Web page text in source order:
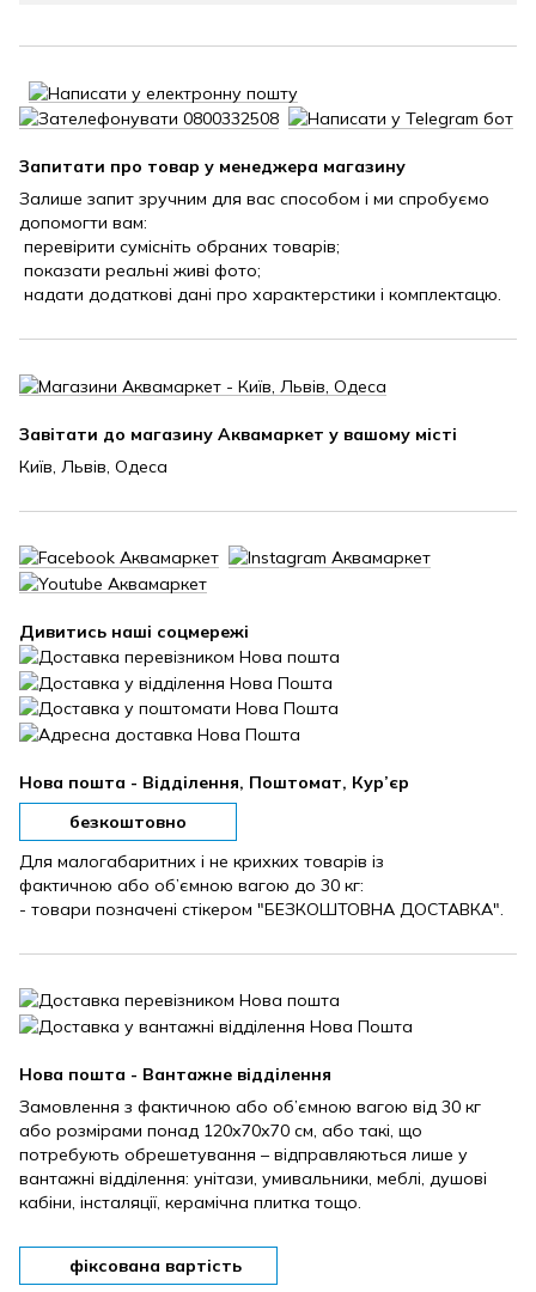
Запитати про товар у менеджера магазину
Залише запит зручним для вас способом і ми спробуємо
допомогти вам:
перевірити сумісніть обраних товарів;
показати реальні живі фото;
надати додаткові дані про характерстики і комплектацю.
Завітати до магазину Аквамаркет у вашому місті
Київ, Львів, Одеса
Дивитись наші соцмережі
Нова пошта - Відділення, Поштомат, Кур’єр
безкоштовно
Для малогабаритних і не крихких товарів із
фактичною або об’ємною вагою до 30 кг:
- товари позначені стікером "БЕЗКОШТОВНА ДОСТАВКА".
Нова пошта - Вантажне відділення
Замовлення з фактичною або об’ємною вагою від 30 кг
або розмірами понад 120х70х70 см, або такі, що
потребують обрешетування – відправляються лише у
вантажні відділення: унітази, умивальники, меблі, душові
кабіни, інсталяції, керамічна плитка тощо.
фіксована вартість